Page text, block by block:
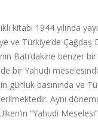
kitabı 1944 yılında
ve Türkiye’de
Batı’dakine benzer
bir Yahudi
günlük basınında ve
Aynı
“Yahudi